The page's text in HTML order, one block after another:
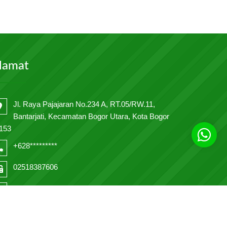
Jl. Raya Pajajaran No.234 A, RT.05/RW.11,
Bantarjati, Kecamatan Bogor Utara, Kota Bogor
+628*********
02518387606
smas234yphb@gmail.com